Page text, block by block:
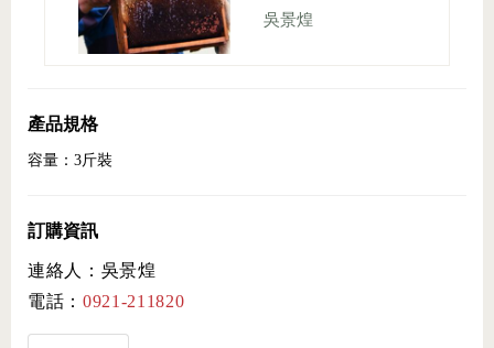
吳景煌
產品規格
容量：3斤裝
訂購資訊
連絡人：吳景煌
電話： 0921-211820